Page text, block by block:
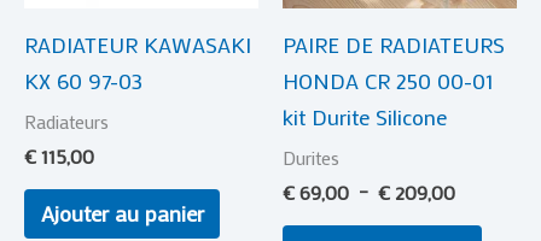
RADIATEUR KAWASAKI
KX 60 97-03
Radiateurs
€115,00
Ajouter au panier
PAIRE DE RADIATEURS
HONDA CR 250 00-01
kit Durite Silicone
Durites
€69,00 – € 209,00
être
page